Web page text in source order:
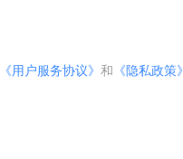
《用户服务协议》 和 《隐私政策